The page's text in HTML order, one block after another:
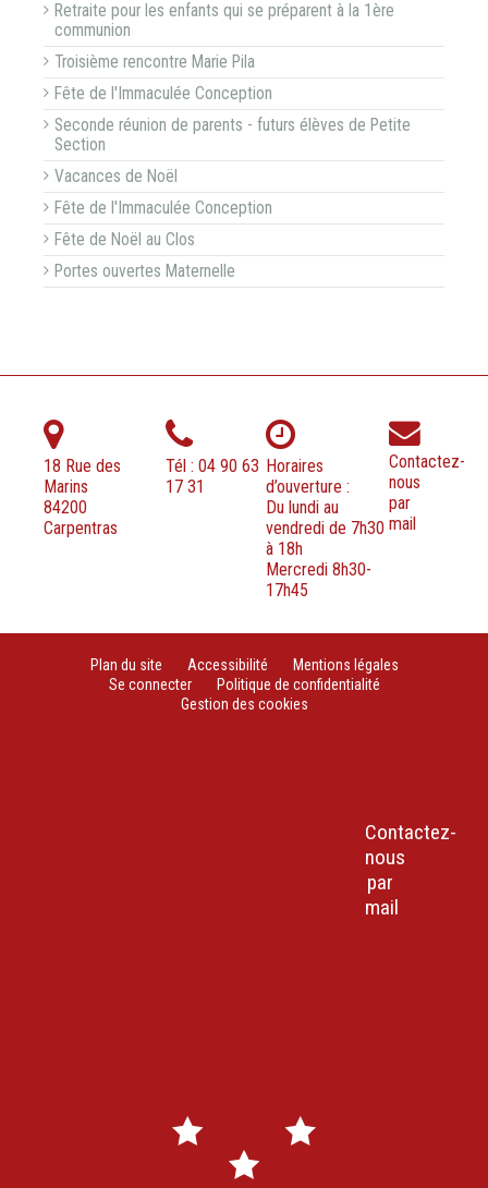
Retraite pour les enfants qui se préparent à la 1ère
communion
Troisième rencontre Marie Pila
Fête de l'Immaculée Conception
Seconde réunion de parents - futurs élèves de Petite
Section
Vacances de Noël
Fête de l'Immaculée Conception
Fête de Noël au Clos
Portes ouvertes Maternelle
18 Rue des
Marins
84200
Carpentras
Tél : 04 90 63
17 31
Horaires
d’ouverture :
Du lundi au
vendredi de 7h30
à 18h
Mercredi 8h30-
17h45
Contactez-
nous
par
mail
Plan du site Accessibilité
Mentions légales
Se connecter
Politique de confidentialité
Gestion des cookies
Contactez-
nous
par
mail